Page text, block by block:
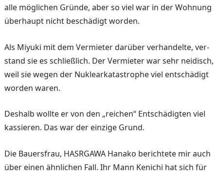
alle möglichen Gründe, aber so viel war in der Wohnung
überhaupt nicht beschädigt worden.
Als Miyuki mit dem Vermie­ter darüber verhandelte, ver­
stand sie es schließlich. Der Vermieter war sehr neidisch,
weil sie wegen der Nuklearka­tastrophe viel entschädigt
worden waren.
Deshalb wollte er von den „reichen“ Entschä­digten viel
kassieren. Das war der einzige Grund.
Die Bauersfrau, HASRGAWA Hanako berichtete mir auch
über einen ähnlichen Fall. Ihr Mann Kenichi hat sich für